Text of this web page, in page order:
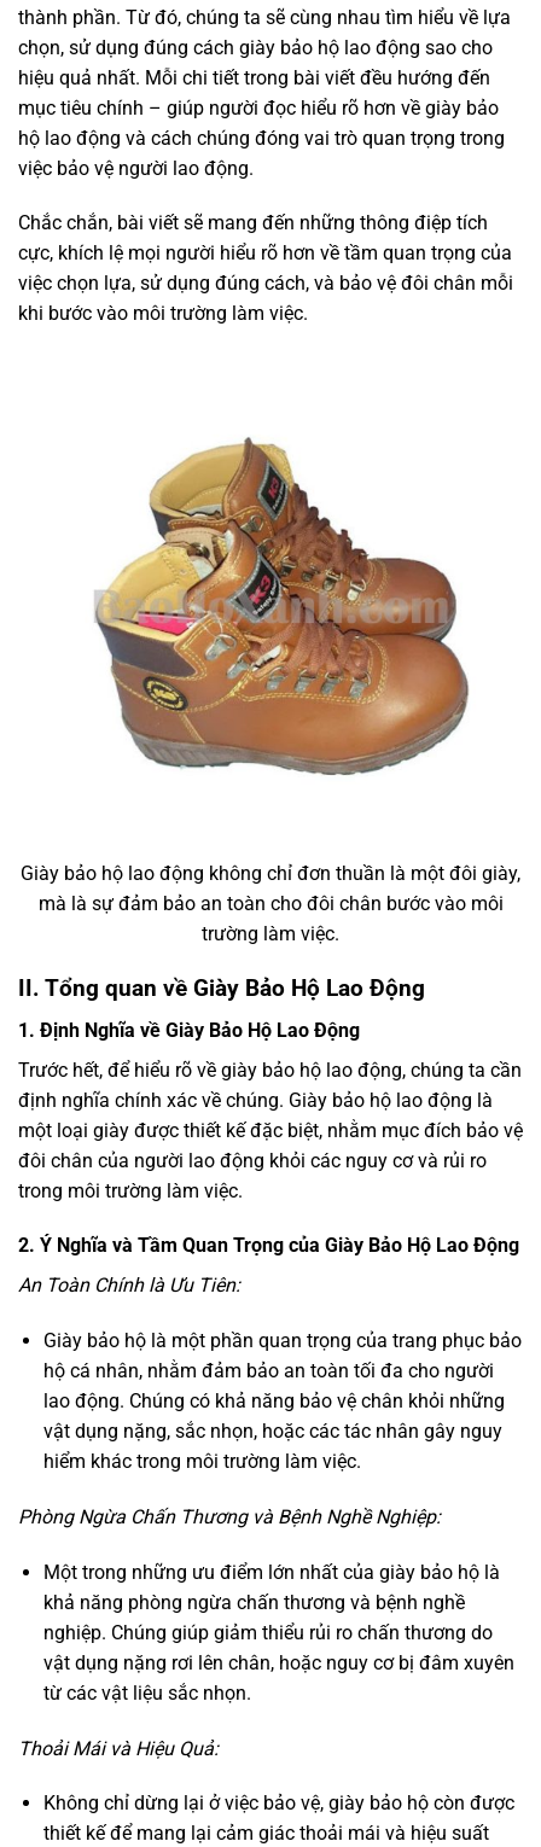
thành phần. Từ đó, chúng ta sẽ cùng nhau tìm hiểu về lựa
chọn, sử dụng đúng cách giày bảo hộ lao động sao cho
hiệu quả nhất. Mỗi chi tiết trong bài viết đều hướng đến
mục tiêu chính – giúp người đọc hiểu rõ hơn về giày bảo
hộ lao động và cách chúng đóng vai trò quan trọng trong
việc bảo vệ người lao động.
Chắc chắn, bài viết sẽ mang đến những thông điệp tích
cực, khích lệ mọi người hiểu rõ hơn về tầm quan trọng của
việc chọn lựa, sử dụng đúng cách, và bảo vệ đôi chân mỗi
khi bước vào môi trường làm việc.
Giày bảo hộ lao động không chỉ đơn thuần là một đôi giày,
mà là sự đảm bảo an toàn cho đôi chân bước vào môi
trường làm việc.
II. Tổng quan về Giày Bảo Hộ Lao Động
1. Định Nghĩa về Giày Bảo Hộ Lao Động
Trước hết, để hiểu rõ về giày bảo hộ lao động, chúng ta cần
định nghĩa chính xác về chúng. Giày bảo hộ lao động là
một loại giày được thiết kế đặc biệt, nhằm mục đích bảo vệ
đôi chân của người lao động khỏi các nguy cơ và rủi ro
trong môi trường làm việc.
2. Ý Nghĩa và Tầm Quan Trọng của Giày Bảo Hộ Lao Động
An Toàn Chính là Ưu Tiên:
Giày bảo hộ là một phần quan trọng của trang phục bảo
hộ cá nhân, nhằm đảm bảo an toàn tối đa cho người
lao động. Chúng có khả năng bảo vệ chân khỏi những
vật dụng nặng, sắc nhọn, hoặc các tác nhân gây nguy
hiểm khác trong môi trường làm việc.
Phòng Ngừa Chấn Thương và Bệnh Nghề Nghiệp:
Một trong những ưu điểm lớn nhất của giày bảo hộ là
khả năng phòng ngừa chấn thương và bệnh nghề
nghiệp. Chúng giúp giảm thiểu rủi ro chấn thương do
vật dụng nặng rơi lên chân, hoặc nguy cơ bị đâm xuyên
từ các vật liệu sắc nhọn.
Thoải Mái và Hiệu Quả:
Không chỉ dừng lại ở việc bảo vệ, giày bảo hộ còn được
thiết kế để mang lại cảm giác thoải mái và hiệu suất